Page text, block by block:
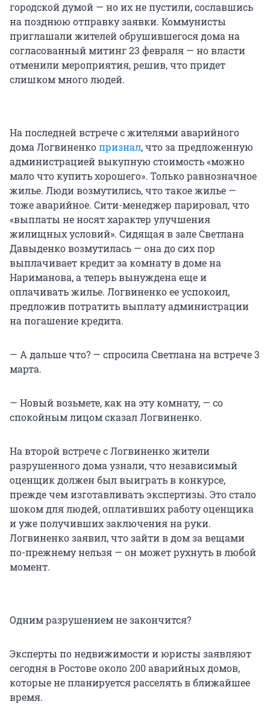
городской думой — но их не пустили, сославшись
на позднюю отправку заявки. Коммунисты
приглашали жителей обрушившегося дома на
согласованный митинг 23 февраля — но власти
отменили мероприятия, решив, что придет
слишком много людей.
На последней встрече с жителями аварийного
дома Логвиненкопризнал, что за предложенную
администрацией выкупную стоимость «можно
мало что купить хорошего». Только равнозначное
жилье. Люди возмутились, что такое жилье —
тоже аварийное. Сити-менеджер парировал, что
«выплаты не носят характер улучшения
жилищных условий». Сидящая в зале Светлана
Давыденко возмутилась — она до сих пор
выплачивает кредит за комнату в доме на
Нариманова, а теперь вынуждена еще и
оплачивать жилье. Логвиненко ее успокоил,
предложив потратить выплату администрации
на погашение кредита.
— А дальше что? — спросила Светлана на встрече 3
марта.
— Новый возьмете, как на эту комнату, — со
спокойным лицом сказал Логвиненко.
На второй встрече с Логвиненко жители
разрушенного дома узнали, что независимый
оценщик должен был выиграть в конкурсе,
прежде чем изготавливать экспертизы. Это стало
шоком для людей, оплативших работу оценщика
и уже получивших заключения на руки.
Логвиненко заявил, что зайти в дом за вещами
по-прежнему нельзя — он может рухнуть в любой
момент.
Одним разрушением не закончится?
Эксперты по недвижимости и юристы заявляют
сегодня в Ростове около 200 аварийных домов,
которые не планируется расселять в ближайшее
время.